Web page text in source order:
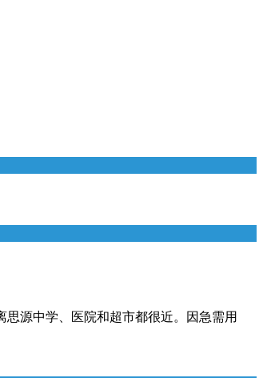
源中学、医院和超市都很近。因急需用